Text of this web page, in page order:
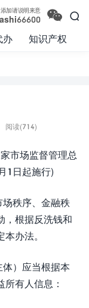

加请说明来意 
办 知识产权
阅读(714)
市场监督管理总
1日起施行)
秩序、金融秩
，根据反洗钱和
办法。
）应当根据本
有人信息：